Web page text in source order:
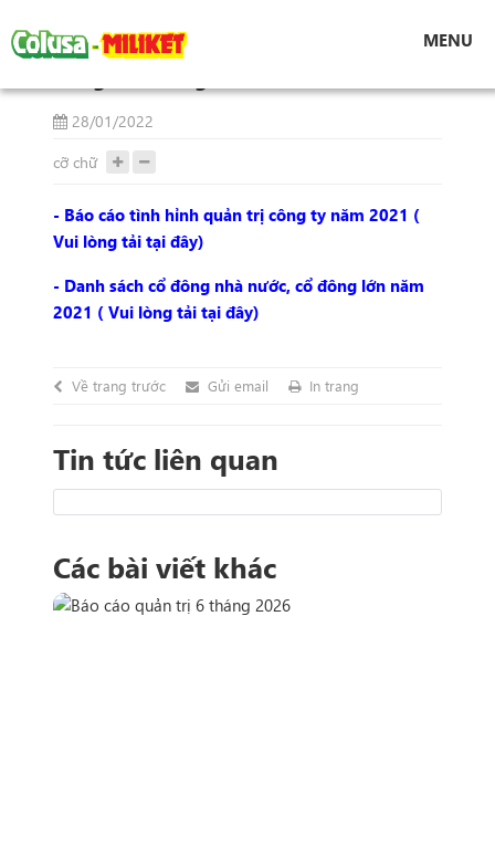
MENU
28/01/2022
cỡ chữ
- Báo cáo tình hỉnh quản trị công ty năm 2021 (
Vui lòng tải tại đây)
- Danh sách cổ đông nhà nước, cổ đông lớn năm
2021 ( Vui lòng tải tại đây)
Về trang trước Gửi email In trang
Tin tức liên quan
Các bài viết khác